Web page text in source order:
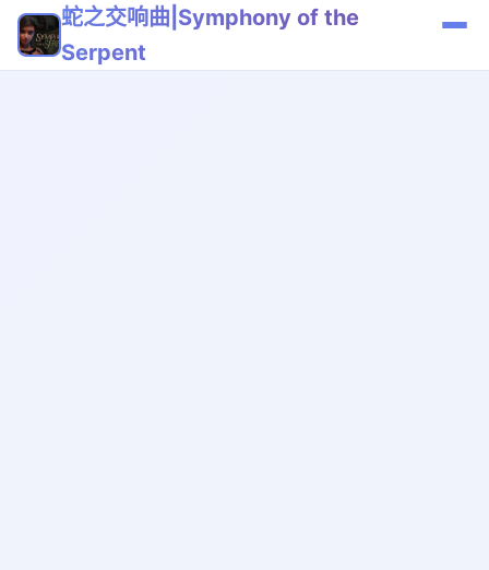
蛇之交响曲|Symphony of the
Serpent